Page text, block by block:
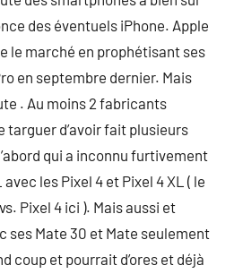
des éventuels iPhone. Apple
le marché en prophétisant ses
en septembre dernier. Mais
. Au moins 2 fabricants
d’avoir fait plusieurs
qui a inconnu furtivement
les Pixel 4 et Pixel 4 XL ( le
Pixel 4 ici ). Mais aussi et
ses Mate 30 et Mate seulement
coup et pourrait d’ores et déjà